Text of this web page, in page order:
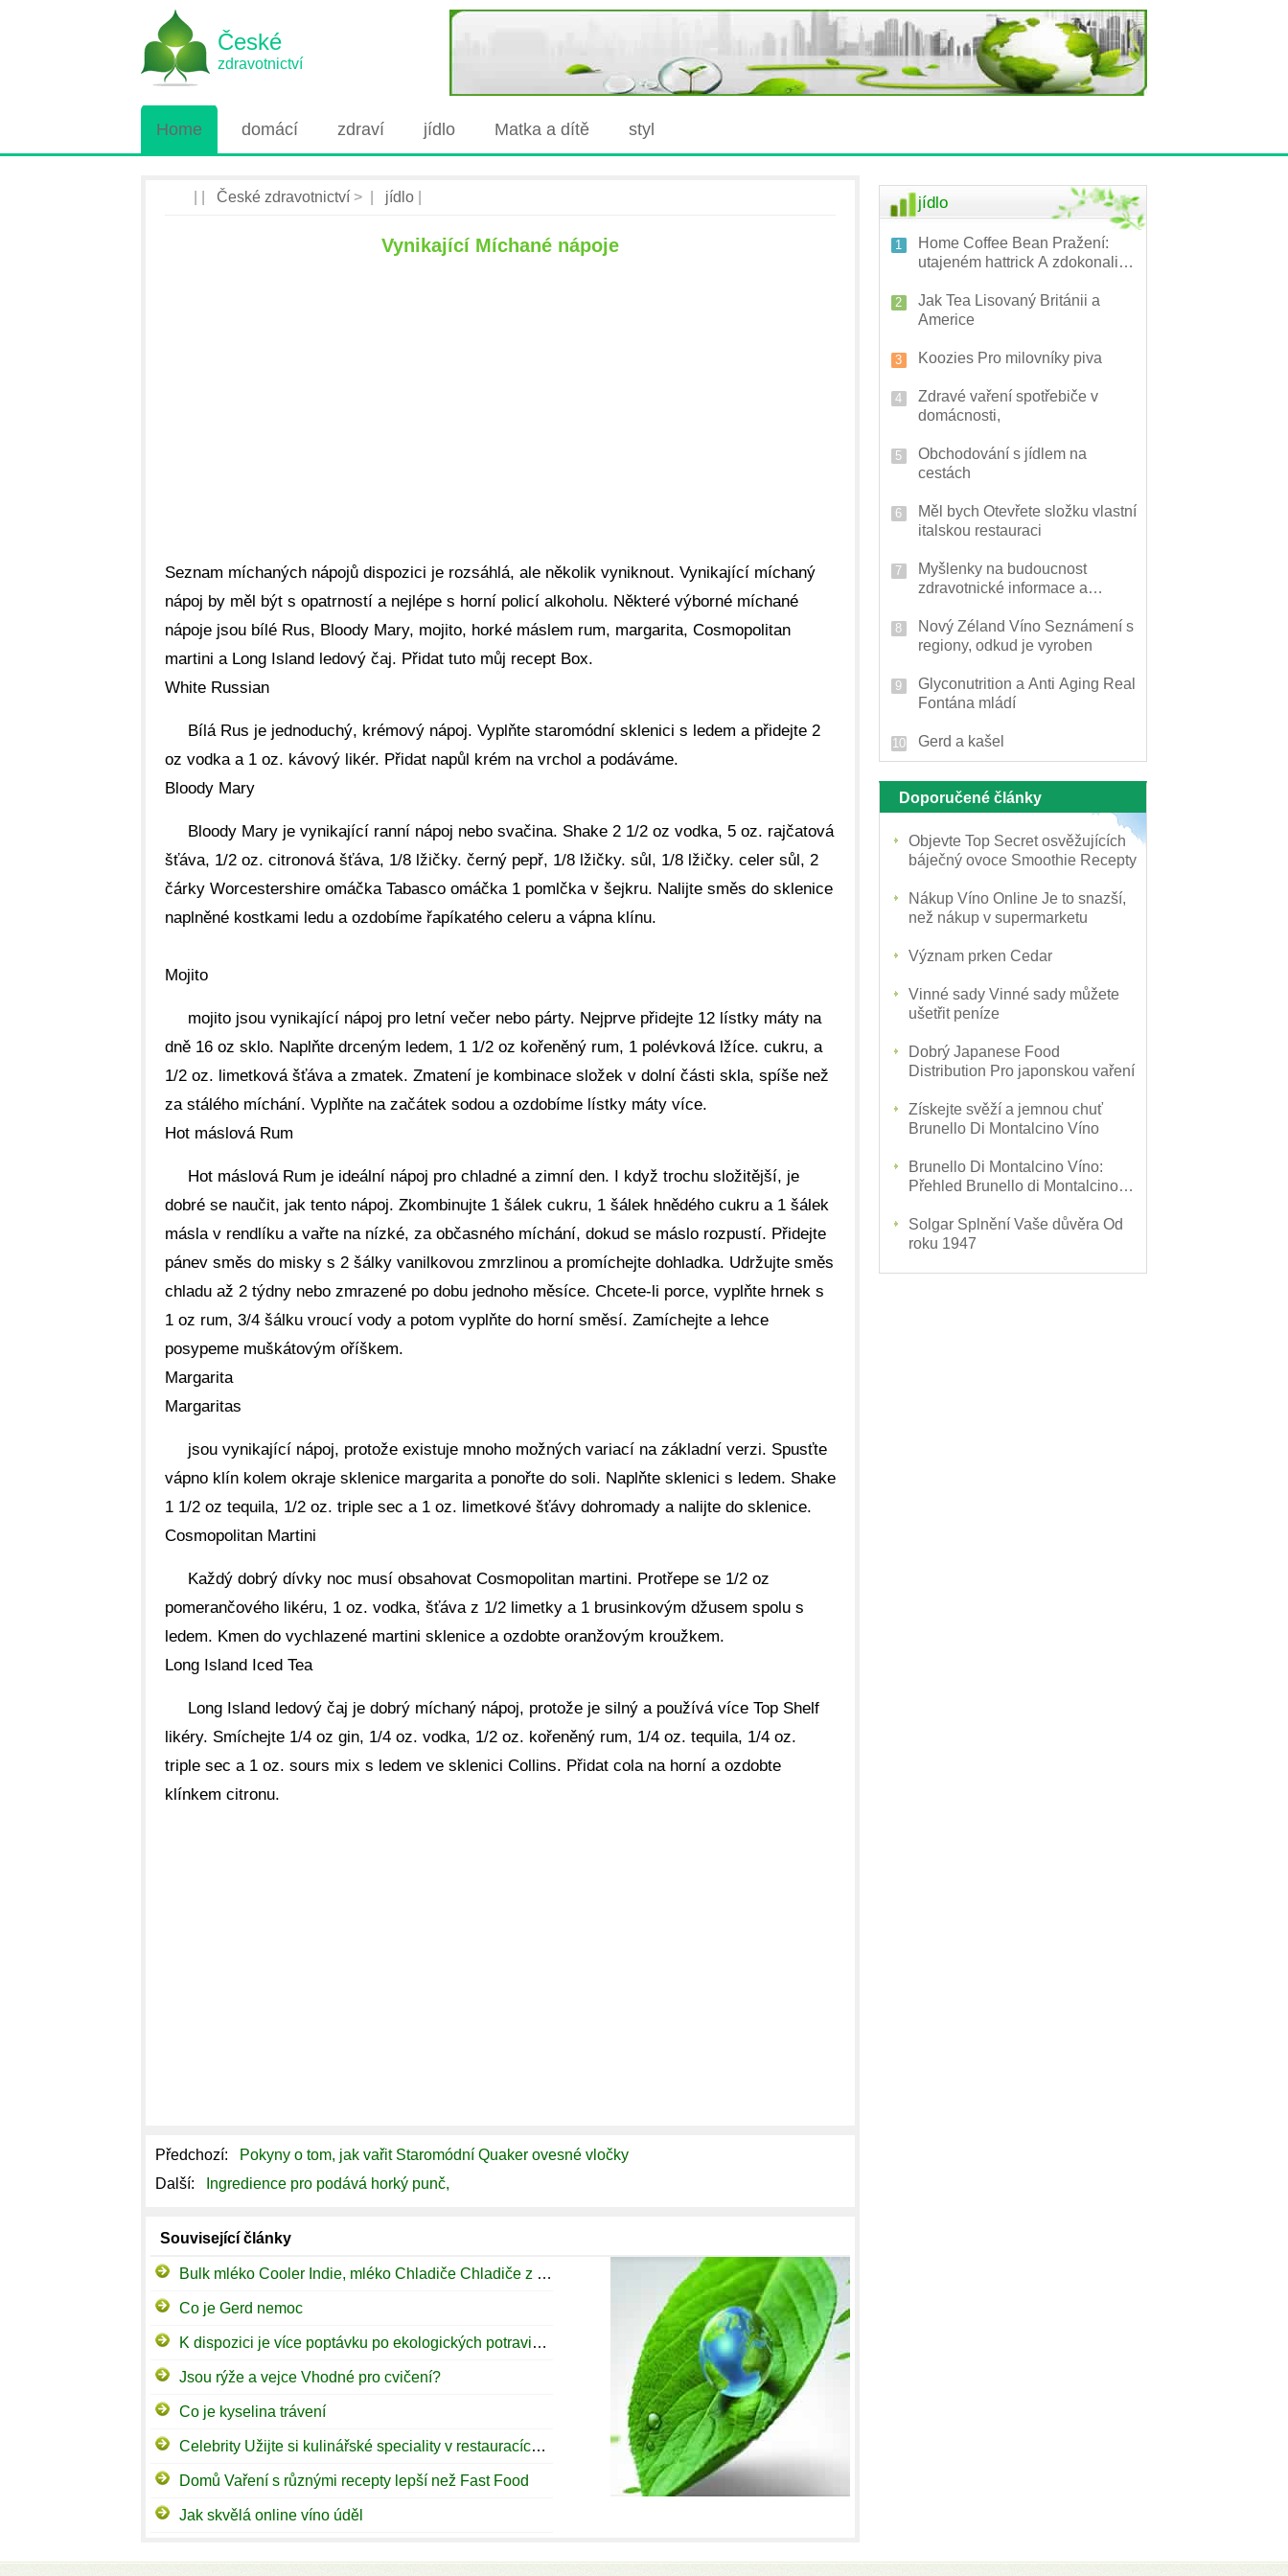
České
zdravotnictví
Home domácí zdraví jídlo Matka a dítě styl
České zdravotnictví > | jídlo
Vynikající Míchané nápoje
Seznam míchaných nápojů dispozici je rozsáhlá, ale několik vyniknout. Vynikající míchaný
nápoj by měl být s opatrností a nejlépe s horní policí alkoholu. Některé výborné míchané
nápoje jsou bílé Rus, Bloody Mary, mojito, horké máslem rum, margarita, Cosmopolitan
martini a Long Island ledový čaj. Přidat tuto můj recept Box.
White Russian
Bílá Rus je jednoduchý, krémový nápoj. Vyplňte staromódní sklenici s ledem a přidejte 2
oz vodka a 1 oz. kávový likér. Přidat napůl krém na vrchol a podáváme.
Bloody Mary
Bloody Mary je vynikající ranní nápoj nebo svačina. Shake 2 1/2 oz vodka, 5 oz. rajčatová
šťáva, 1/2 oz. citronová šťáva, 1/8 lžičky. černý pepř, 1/8 lžičky. sůl, 1/8 lžičky. celer sůl, 2
čárky Worcestershire omáčka Tabasco omáčka 1 pomlčka v šejkru. Nalijte směs do sklenice
naplněné kostkami ledu a ozdobíme řapíkatého celeru a vápna klínu.
Mojito
mojito jsou vynikající nápoj pro letní večer nebo párty. Nejprve přidejte 12 lístky máty na
dně 16 oz sklo. Naplňte drceným ledem, 1 1/2 oz kořeněný rum, 1 polévková lžíce. cukru, a
1/2 oz. limetková šťáva a zmatek. Zmatení je kombinace složek v dolní části skla, spíše než
za stálého míchání. Vyplňte na začátek sodou a ozdobíme lístky máty více.
Hot máslová Rum
Hot máslová Rum je ideální nápoj pro chladné a zimní den. I když trochu složitější, je
dobré se naučit, jak tento nápoj. Zkombinujte 1 šálek cukru, 1 šálek hnědého cukru a 1 šálek
másla v rendlíku a vařte na nízké, za občasného míchání, dokud se máslo rozpustí. Přidejte
pánev směs do misky s 2 šálky vanilkovou zmrzlinou a promíchejte dohladka. Udržujte směs
chladu až 2 týdny nebo zmrazené po dobu jednoho měsíce. Chcete-li porce, vyplňte hrnek s
1 oz rum, 3/4 šálku vroucí vody a potom vyplňte do horní směsí. Zamíchejte a lehce
posypeme muškátovým oříškem.
Margarita
Margaritas
jsou vynikající nápoj, protože existuje mnoho možných variací na základní verzi. Spusťte
vápno klín kolem okraje sklenice margarita a ponořte do soli. Naplňte sklenici s ledem. Shake
1 1/2 oz tequila, 1/2 oz. triple sec a 1 oz. limetkové šťávy dohromady a nalijte do sklenice.
Cosmopolitan Martini
Každý dobrý dívky noc musí obsahovat Cosmopolitan martini. Protřepe se 1/2 oz
pomerančového likéru, 1 oz. vodka, šťáva z 1/2 limetky a 1 brusinkovým džusem spolu s
ledem. Kmen do vychlazené martini sklenice a ozdobte oranžovým kroužkem.
Long Island Iced Tea
Long Island ledový čaj je dobrý míchaný nápoj, protože je silný a používá více Top Shelf
likéry. Smíchejte 1/4 oz gin, 1/4 oz. vodka, 1/2 oz. kořeněný rum, 1/4 oz. tequila, 1/4 oz.
triple sec a 1 oz. sours mix s ledem ve sklenici Collins. Přidat cola na horní a ozdobte
klínkem citronu.
Předchozí:
Pokyny o tom, jak vařit Staromódní Quaker ovesné vločky
Další:
Ingredience pro podává horký punč,
Související články
Bulk mléko Cooler Indie, mléko Chladiče Chladiče z Indie
Co je Gerd nemoc
K dispozici je více poptávku po ekologických potravinách, než si myslíte
Jsou rýže a vejce Vhodné pro cvičení?
Co je kyselina trávení
Celebrity Užijte si kulinářské speciality v restauracích Posh hollywoodských
Domů Vaření s různými recepty lepší než Fast Food
Jak skvělá online víno úděl
jídlo
Home Coffee Bean Pražení:
utajeném hattrick A zdokonalit
Jak Tea Lisovaný Británii a
Americe
Koozies Pro milovníky piva
Zdravé vaření spotřebiče v
domácnosti,
Obchodování s jídlem na
cestách
Měl bych Otevřete složku vlastní
italskou restauraci
Myšlenky na budoucnost
zdravotnické informace a
Nový Zéland Víno Seznámení s
regiony, odkud je vyroben
Glyconutrition a Anti Aging Real
Fontána mládí
Gerd a kašel
Doporučené články
Objevte Top Secret osvěžujících
báječný ovoce Smoothie Recepty
Nákup Víno Online Je to snazší,
než nákup v supermarketu
Význam prken Cedar
Vinné sady Vinné sady můžete
ušetřit peníze
Dobrý Japanese Food
Distribution Pro japonskou vaření
Získejte svěží a jemnou chuť
Brunello Di Montalcino Víno
Brunello Di Montalcino Víno:
Přehled Brunello di Montalcino
Solgar Splnění Vaše důvěra Od
roku 1947